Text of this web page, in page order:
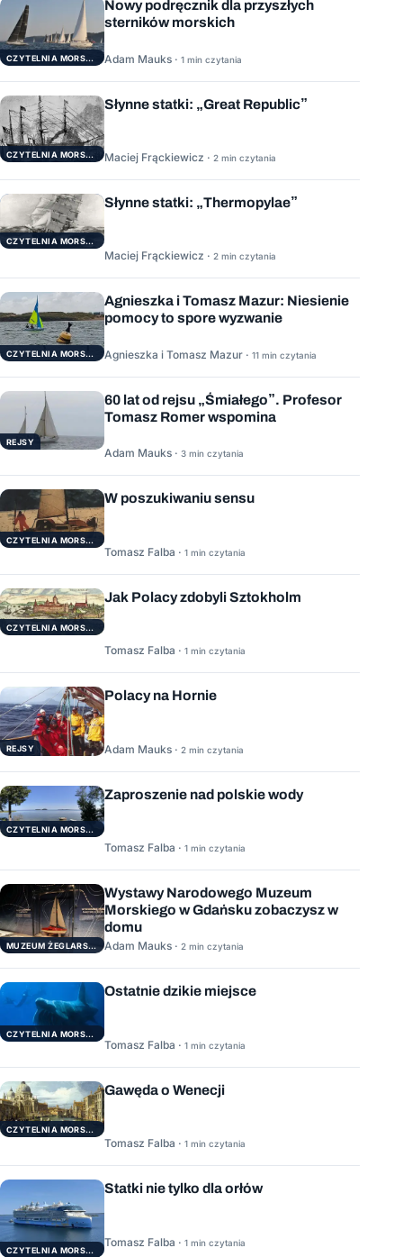
CZYTELNIA MORSKA
Nowy podręcznik dla przyszłych
sterników morskich
Adam Mauks · 1 min czytania
CZYTELNIA MORSKA
Słynne statki: „Great Republic”
Maciej Frąckiewicz · 2 min czytania
CZYTELNIA MORSKA
Słynne statki: „Thermopylae”
Maciej Frąckiewicz · 2 min czytania
CZYTELNIA MORSKA
Agnieszka i Tomasz Mazur: Niesienie
pomocy to spore wyzwanie
Agnieszka i Tomasz Mazur · 11 min czytania
REJSY
60 lat od rejsu „Śmiałego”. Profesor
Tomasz Romer wspomina
Adam Mauks · 3 min czytania
CZYTELNIA MORSKA
W poszukiwaniu sensu
Tomasz Falba · 1 min czytania
CZYTELNIA MORSKA
Jak Polacy zdobyli Sztokholm
Tomasz Falba · 1 min czytania
REJSY
Polacy na Hornie
Adam Mauks · 2 min czytania
CZYTELNIA MORSKA
Zaproszenie nad polskie wody
Tomasz Falba · 1 min czytania
MUZEUM ŻEGLARSTWA POMORSKIEGO
Wystawy Narodowego Muzeum
Morskiego w Gdańsku zobaczysz w
domu
Adam Mauks · 2 min czytania
CZYTELNIA MORSKA
Ostatnie dzikie miejsce
Tomasz Falba · 1 min czytania
CZYTELNIA MORSKA
Gawęda o Wenecji
Tomasz Falba · 1 min czytania
CZYTELNIA MORSKA
Statki nie tylko dla orłów
Tomasz Falba · 1 min czytania